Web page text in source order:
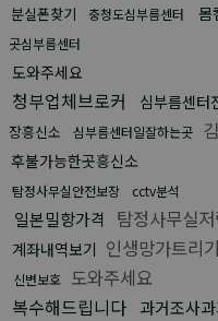
분실폰찾기 충청도심부름센터 몸
곳심부름센터
도와주세요
청부업체브로커 심부름센터
장흥신소
심부름센터일잘하는곳
후불가능한곳흥신소
탐정사무실안전보장 cctv분석
일본밀항가격 탐정사무실
계좌내역보기 인생망가트리기
신변보호 도와주세요
복수해드립니다
과거조사